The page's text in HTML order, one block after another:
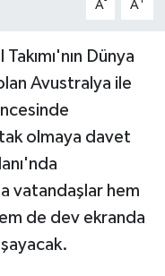
A A
Dünya
Avustralya ile
olmaya davet
vatandaşlar hem
de dev ekranda